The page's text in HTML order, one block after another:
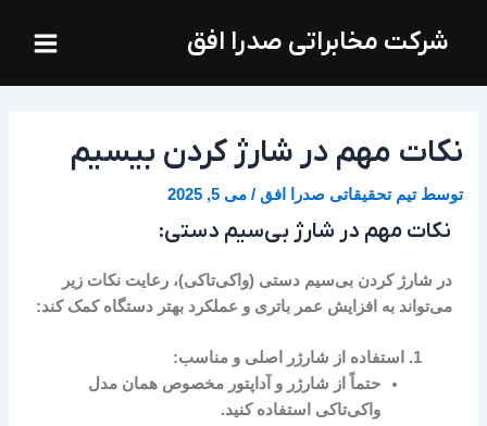
شرکت مخابراتی صدرا افق
Menu
نکات مهم در شارژ کردن بیسیم
توسطتیم تحقیقاتی صدرا افق/می 5, 2025
نکات مهم در شارژ بی‌سیم دستی:
در شارژ کردن بی‌سیم دستی (واکی‌تاکی)، رعایت نکات زیر
می‌تواند به افزایش عمر باتری و عملکرد بهتر دستگاه کمک کند:
استفاده از شارژر اصلی و مناسب:
حتماً از شارژر و آداپتور مخصوص همان مدل
واکی‌تاکی استفاده کنید.